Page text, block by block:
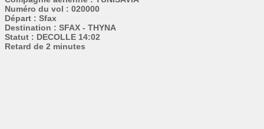
Numéro du vol : 020000
Départ : Sfax
Destination : SFAX - THYNA
Statut : DECOLLE 14:02
Retard de 2 minutes